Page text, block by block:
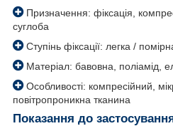
Призначення: фіксація,
суглоба
Ступінь фіксації: легка /
Матеріал: бавовна, поліамід,
Особливості: компресійний,
повітропроникна тканина
Показання до